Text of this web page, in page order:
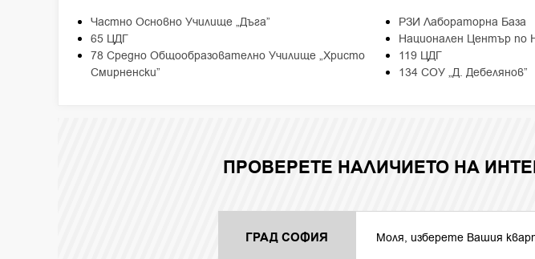
Частно Основно Училище „Дъга”
65 ЦДГ
78 Средно Общообразователно Училище „Христо
Смирненски”
РЗИ Лабораторна База
Национален Център по
119 ЦДГ
134 СОУ „Д. Дебелянов”
ПРОВЕРЕТЕ НАЛИЧИЕТО НА
ГРАД СОФИЯ